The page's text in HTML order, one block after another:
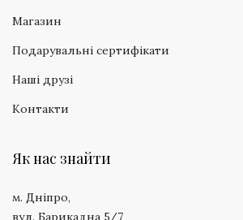
Магазин
Подарувальні сертифікати
Наші друзі
Контакти
Як нас знайти
м. Дніпро,
вул. Барикадна 5/7